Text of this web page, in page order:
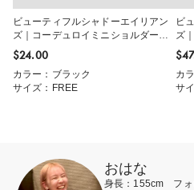
ビューティフルシャドーエイリアン
ズ｜コーデュロイミニショルダーバ
ッグ
$‌24.00
カラー：ブラック
サイズ：FREE
ビ
ズ
カ
サ
おはな
身長：155cm フォ